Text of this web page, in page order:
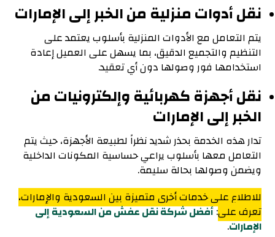
نقل أدوات منزلية من الخبر إلى الإمارات
يتم التعامل مع الأدوات المنزلية بأسلوب يعتمد على
التنظيم والتجميع الدقيق، بما يسهل على العميل إعادة
استخدامها فور وصولها دون أي تعقيد.
نقل أجهزة كهربائية وإلكترونيات من
الخبر إلى الإمارات
تدار هذه الخدمة بحذر شديد نظراً لطبيعة الأجهزة، حيث يتم
التعامل معها بأسلوب يراعي حساسية المكونات الداخلية
ويضمن وصولها بحالة سليمة.
للاطلاع على خدمات أخرى متميزة بين السعودية والإمارات،
تعرف على:أفضل شركة نقل عفش من السعودية إلى
الإمارات.